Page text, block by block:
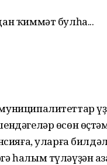
ҡиммәт булһа...
өсөн
уларға
һалым түләүҙән